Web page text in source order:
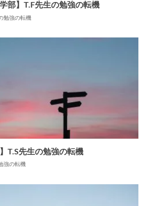
部】T.F先生の勉強の転機
勉強の転機
T.S先生の勉強の転機
強の転機